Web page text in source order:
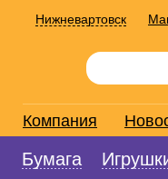
Нижневартовск
Компания
Бумага